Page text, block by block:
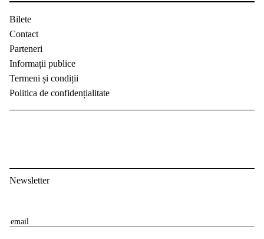
Bilete
Contact
Parteneri
Informații publice
Termeni și condiții
Politica de confidențialitate
Newsletter
E